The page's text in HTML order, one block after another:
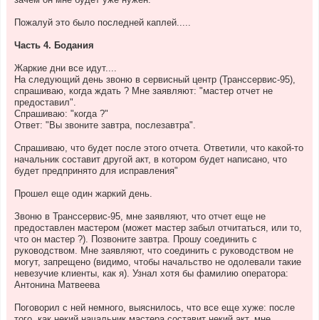
Пожалуй это было последней каплей.....
Часть 4. Бодания
Жаркие дни все идут....
На следующий день звоню в сервисный центр (Транссервис-95),
спрашиваю, когда ждать ? Мне заявляют: "мастер отчет не
предоставил".
Спрашиваю: "когда ?"
Ответ: "Вы звоните завтра, послезавтра".
Спрашиваю, что будет после этого отчета. Ответили, что какой-то
начальник составит другой акт, в котором будет написано, что
будет предпринято для исправления"
Прошел еще один жаркий день.
Звоню в Транссервис-95, мне заявляют, что отчет еще не
предоставлен мастером (может мастер забыл отчитаться, или то,
что он мастер ?). Позвоните завтра. Прошу соединить с
руководством. Мне заявляют, что соединить с руководством не
могут, запрещено (видимо, чтобы начальство не одолевали такие
невезучие клиенты, как я). Узнал хотя бы фамилию оператора:
Антонина Матвеева
Поговорил с ней немного, выяснилось, что все еще хуже: после